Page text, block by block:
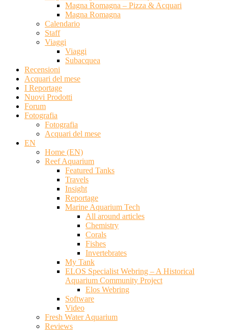
Magna Romagna – Pizza & Acquari
Magna Romagna
Calendario
Staff
Viaggi
Viaggi
Subacquea
Recensioni
Acquari del mese
I Reportage
Nuovi Prodotti
Forum
Fotografia
Fotografia
Acquari del mese
EN
Home (EN)
Reef Aquarium
Featured Tanks
Travels
Insight
Reportage
Marine Aquarium Tech
All around articles
Chemistry
Corals
Fishes
Invertebrates
My Tank
ELOS Specialist Webring – A Historical
Aquarium Community Project
Elos Webring
Software
Video
Fresh Water Aquarium
Reviews